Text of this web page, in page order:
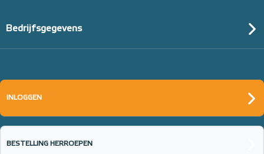
Bedrijfsgegevens
INLOGGEN
BESTELLING HERROEPEN